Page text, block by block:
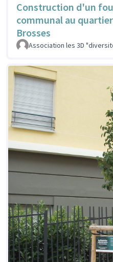
Construction d'un
communal au
Brosses
Association les 3D